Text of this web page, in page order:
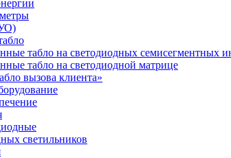
табло на светодиодных семисегментных
табло на светодиодной матрице
вызова клиента»
светильников